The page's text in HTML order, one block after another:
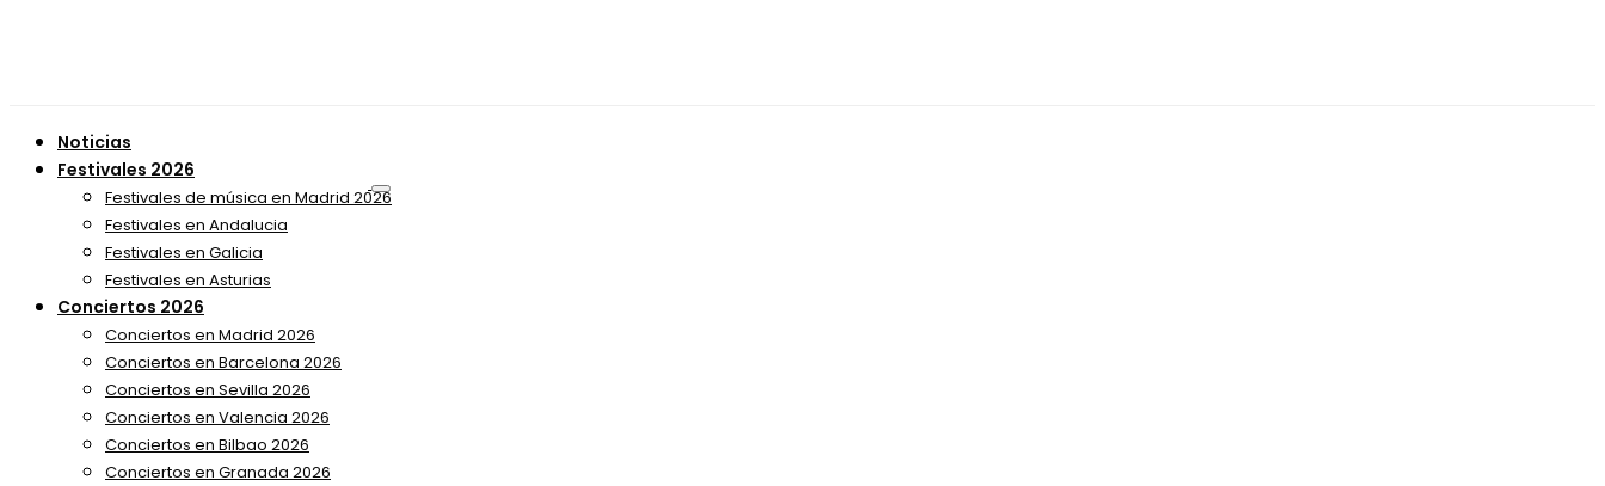
Noticias
Festivales 2026
Festivales de música en Madrid 2026
Festivales en Andalucia
Festivales en Galicia
Festivales en Asturias
Conciertos 2026
Conciertos en Madrid 2026
Conciertos en Barcelona 2026
Conciertos en Sevilla 2026
Conciertos en Valencia 2026
Conciertos en Bilbao 2026
Conciertos en Granada 2026